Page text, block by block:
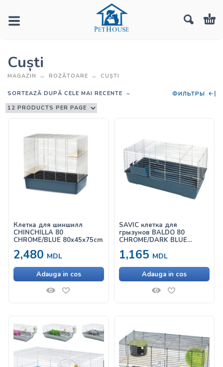
Cuști
MAGAZIN ROZĂTOARE CUȘTI
SORTEAZĂ DUPĂ CELE MAI RECENTE ФИЛЬТРЫ
Клетка для шиншилл
CHINCHILLA 80
CHROME/BLUE 80x45x75cm
2,480 MDL
Adauga in cos
SAVIC клетка для
грызунов BALDO 80
CHROME/DARK BLUE
1,165 MDL
Adauga in cos